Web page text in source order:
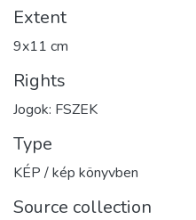
Extent
9x11 cm
Rights
Jogok: FSZEK
Type
KÉP / kép könyvben
Source collection